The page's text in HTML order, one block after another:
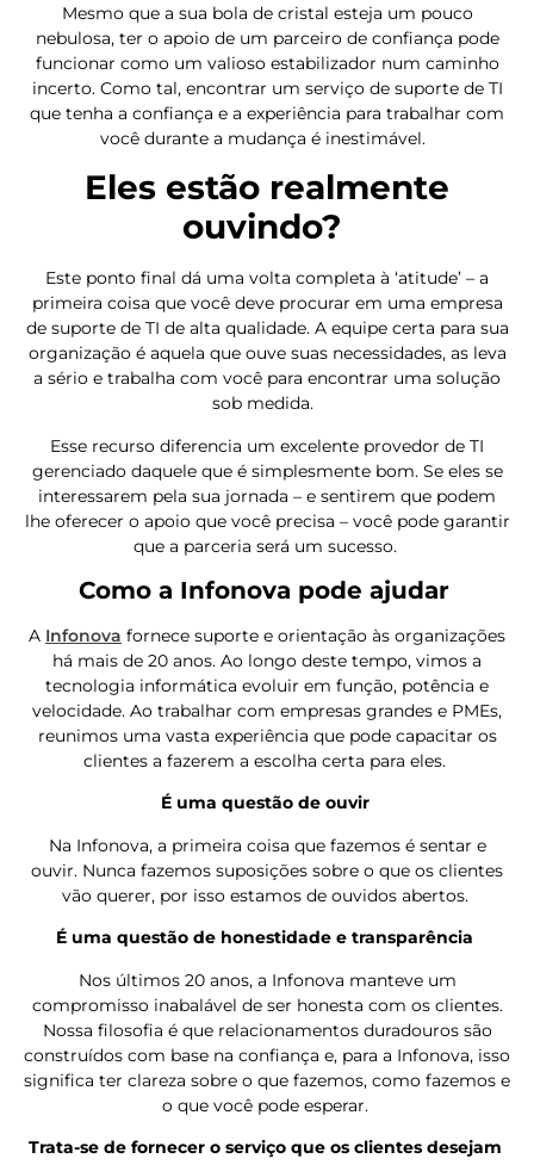
Mesmo que a sua bola de cristal esteja um pouco
nebulosa, ter o apoio de um parceiro de confiança pode
funcionar como um valioso estabilizador num caminho
incerto. Como tal, encontrar um serviço de suporte de TI
que tenha a confiança e a experiência para trabalhar com
você durante a mudança é inestimável.
Eles estão realmente
ouvindo?
Este ponto final dá uma volta completa à ‘atitude’ – a
primeira coisa que você deve procurar em uma empresa
de suporte de TI de alta qualidade. A equipe certa para sua
organização é aquela que ouve suas necessidades, as leva
a sério e trabalha com você para encontrar uma solução
sob medida.
Esse recurso diferencia um excelente provedor de TI
gerenciado daquele que é simplesmente bom. Se eles se
interessarem pela sua jornada – e sentirem que podem
lhe oferecer o apoio que você precisa – você pode garantir
que a parceria será um sucesso.
Como a Infonova pode ajudar
A Infonova fornece suporte e orientação às organizações
há mais de 20 anos. Ao longo deste tempo, vimos a
tecnologia informática evoluir em função, potência e
velocidade. Ao trabalhar com empresas grandes e PMEs,
reunimos uma vasta experiência que pode capacitar os
clientes a fazerem a escolha certa para eles.
É uma questão de ouvir
Na Infonova, a primeira coisa que fazemos é sentar e
ouvir. Nunca fazemos suposições sobre o que os clientes
vão querer, por isso estamos de ouvidos abertos.
É uma questão de honestidade e transparência
Nos últimos 20 anos, a Infonova manteve um
compromisso inabalável de ser honesta com os clientes.
Nossa filosofia é que relacionamentos duradouros são
construídos com base na confiança e, para a Infonova, isso
significa ter clareza sobre o que fazemos, como fazemos e
o que você pode esperar.
Trata-se de fornecer o serviço que os clientes desejam